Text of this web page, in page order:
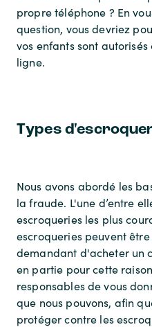
propre téléphone ? En
question, vous devriez
vos enfants sont
ligne.
Types
Nous avons abordé les
la fraude. L'une d’entre
escroqueries les plus
escroqueries peuvent
demandant d'acheter un
en partie pour cette
responsables de vous
que nous pouvons, afin
protéger contre les